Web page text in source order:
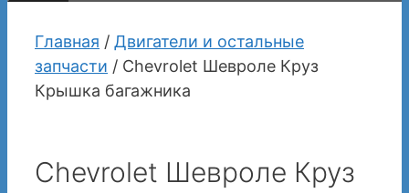
Главная / Двигатели и остальные
запчасти / Chevrolet Шевроле Круз
Крышка багажника
Chevrolet Шевроле Круз